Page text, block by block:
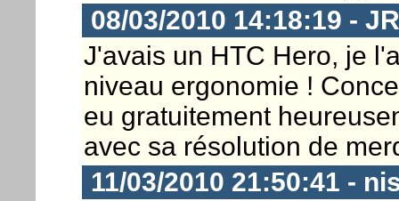
08/03/2010 14:18:19 -
J'avais un HTC Hero, je
niveau ergonomie !
eu gratuitement
avec sa résolution de
11/03/2010 21:50:41 -